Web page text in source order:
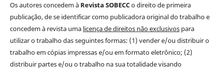
Os autores concedem à Revista SOBECCo direito de primeira
publicação, de se identificar como publicadora original do trabalho e
concedem à revista uma licença de direitos não exclusivospara
utilizar o trabalho das seguintes formas: (1) vender e/ou distribuir o
trabalho em cópias impressas e/ou em formato eletrônico; (2)
distribuir partes e/ou o trabalho na sua totalidade visando